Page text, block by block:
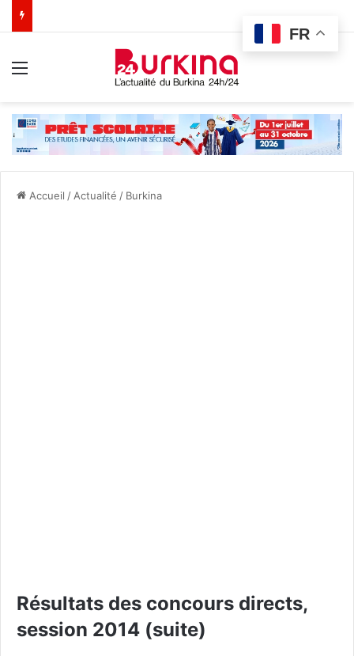
Accueil / Actualité / Burkina
Résultats des concours directs,
session 2014 (suite)
FR